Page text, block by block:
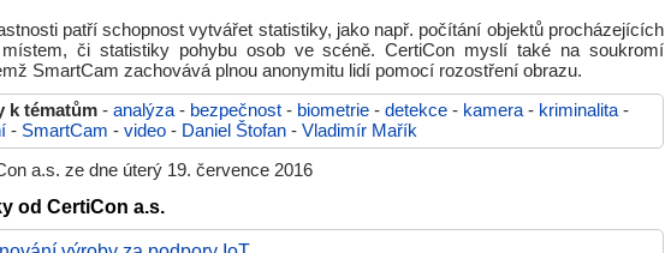
patří schopnost vytvářet statistiky, jako např. počítání objektů procházejících
místem, či statistiky pohybu osob ve scéně. CertiCon myslí také na soukromí
SmartCam zachovává plnou anonymitu lidí pomocí rozostření obrazu.
k tématům - analýza- bezpečnost - biometrie - detekce - kamera- kriminalita-
- SmartCam - video - Daniel Štofan - Vladimír Mařík
a.s. ze dne úterý 19. července 2016
od CertiCon a.s.